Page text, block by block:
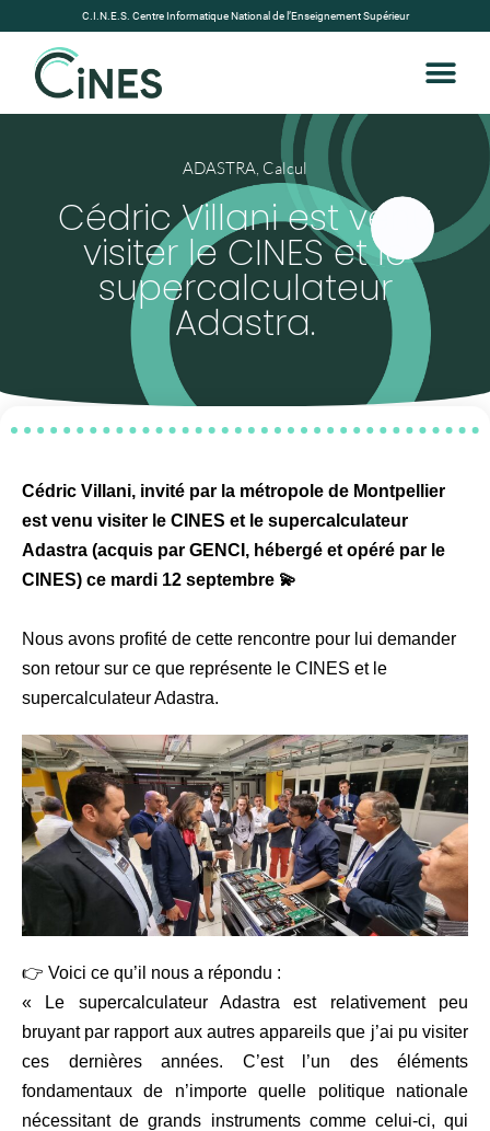
C.I.N.E.S. Centre Informatique National de l’Enseignement Supérieur
ADASTRA, Calcul
Cédric Villani est venu
visiter le CINES et le
supercalculateur
Adastra.
Cédric Villani, invité par la métropole de Montpellier
est venu visiter le CINES et le supercalculateur
Adastra (acquis par GENCI, hébergé et opéré par le
CINES) ce mardi 12 septembre 💫
Nous avons profité de cette rencontre pour lui demander
son retour sur ce que représente le CINES et le
supercalculateur Adastra.
👉 Voici ce qu’il nous a répondu :
« Le supercalculateur Adastra est relativement peu
bruyant par rapport aux autres appareils que j’ai pu visiter
ces dernières années. C’est l’un des éléments
fondamentaux de n’importe quelle politique nationale
nécessitant de grands instruments comme celui-ci, qui